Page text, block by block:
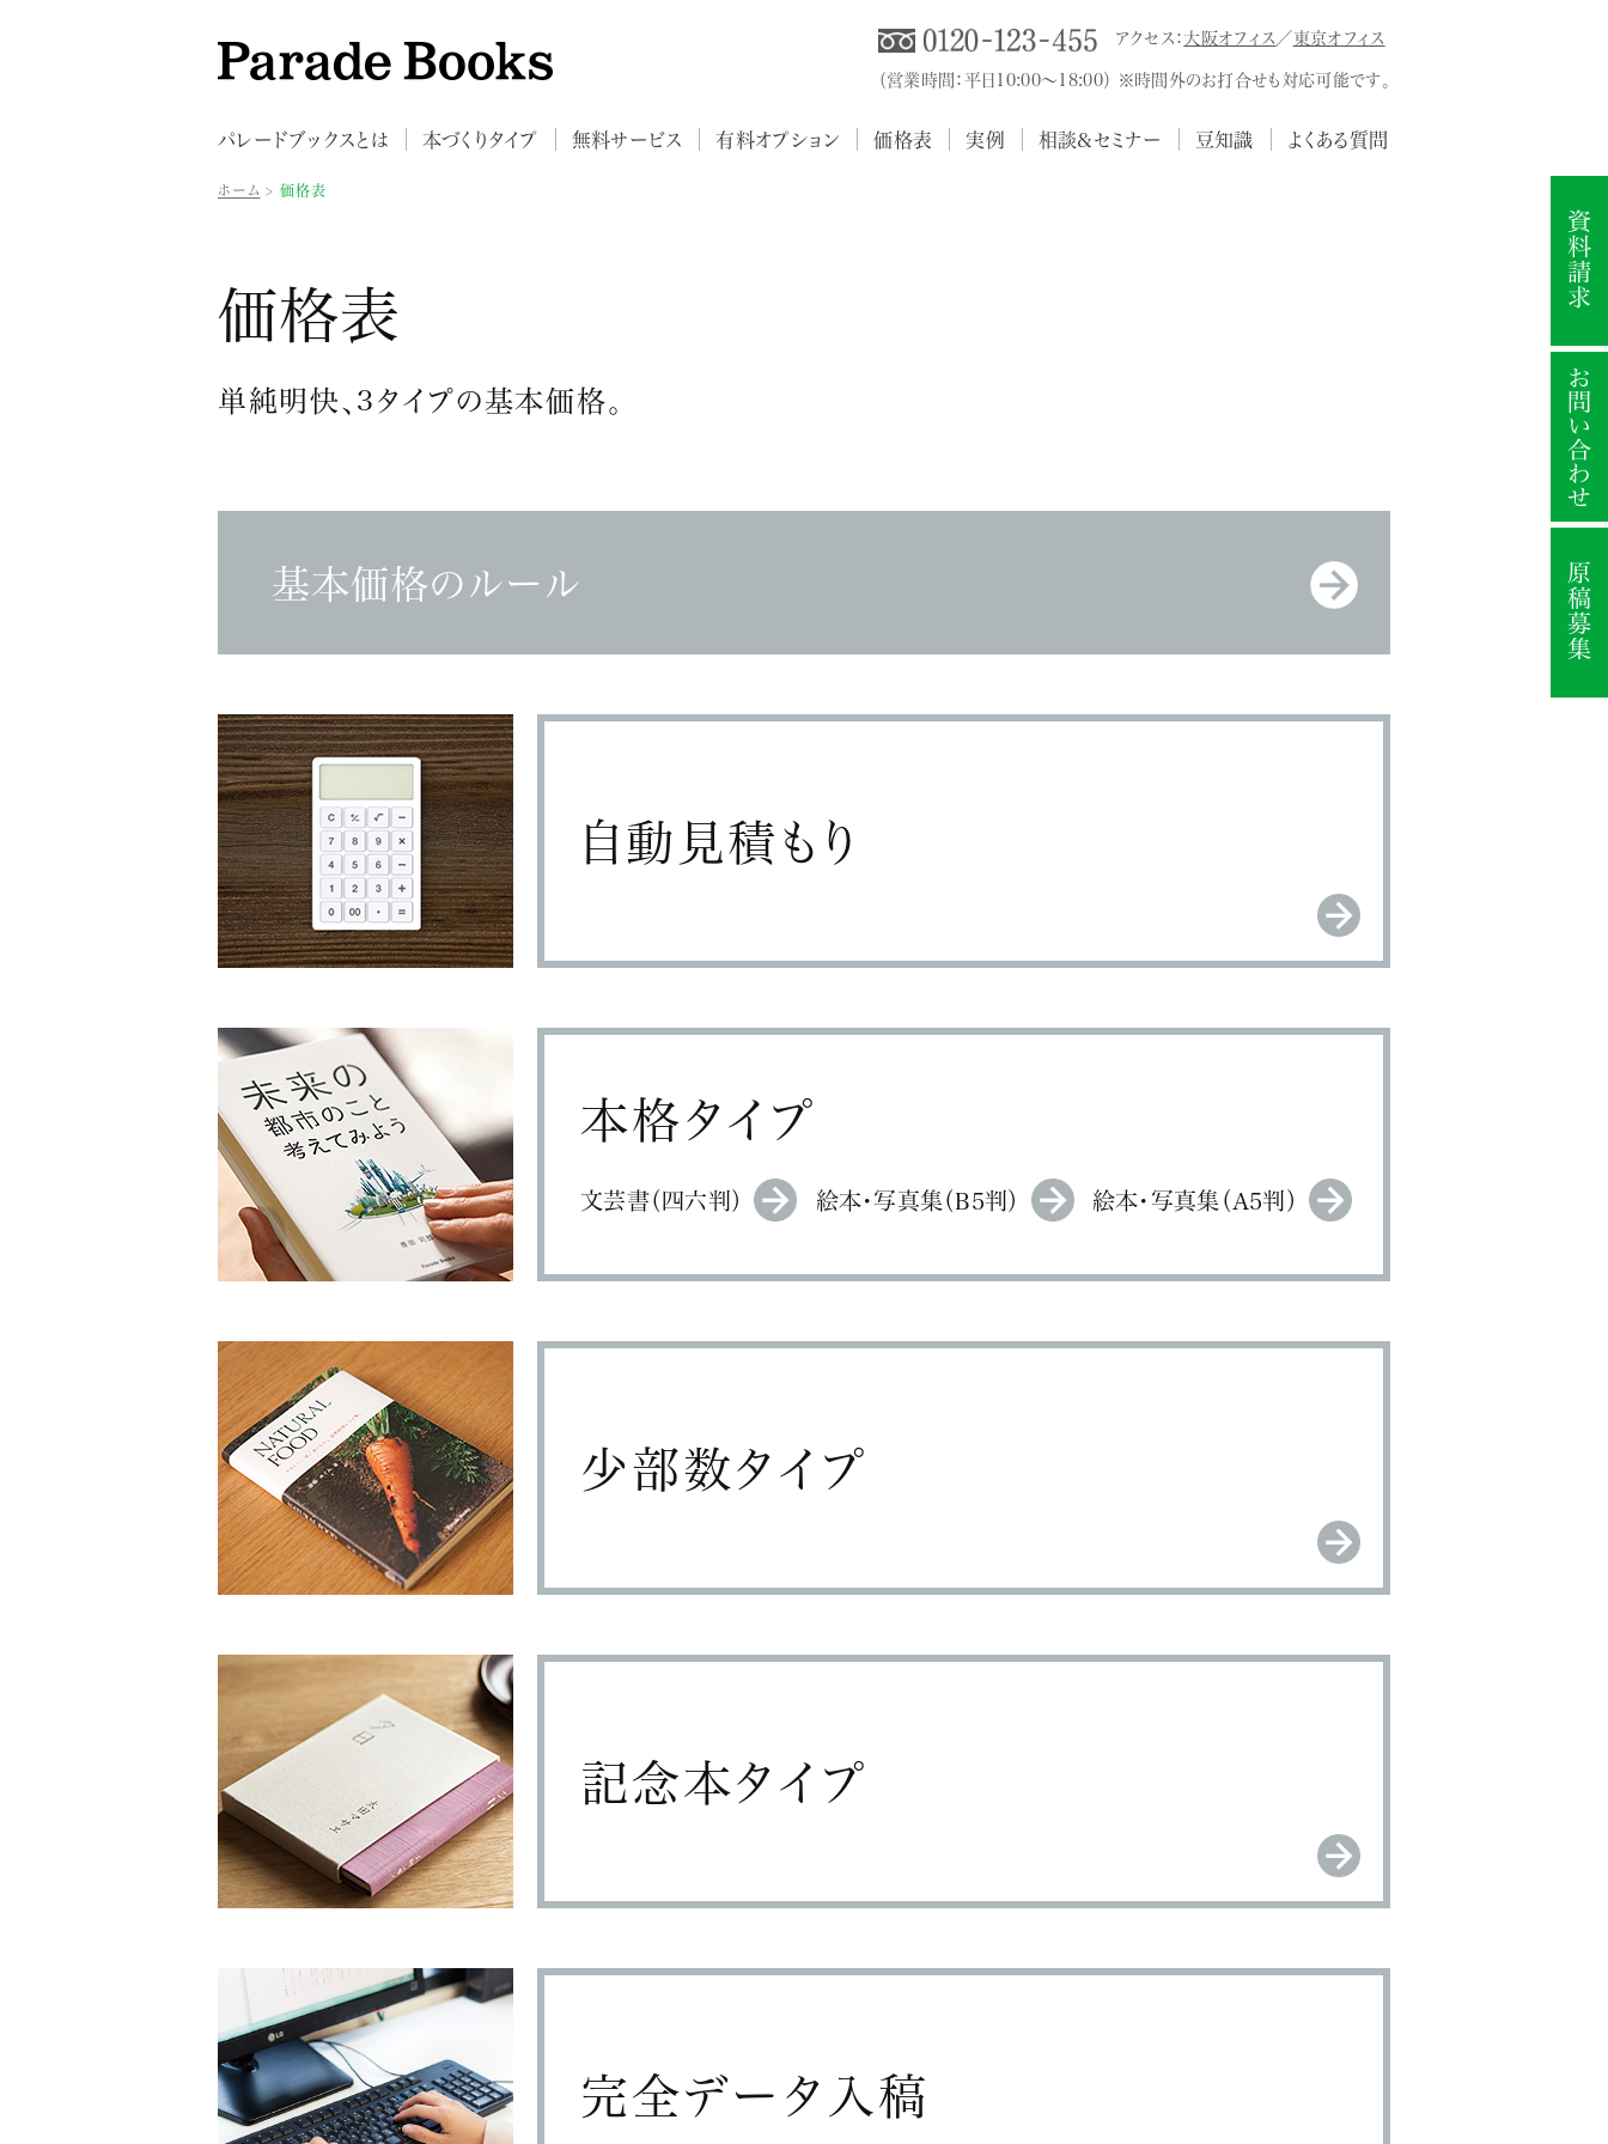
アクセス：大阪オフィス ／東京オフィス
（営業時間：平日10:00～18:00） ※時間外のお打合せも対応可能です。
パレードブックスとは 本づくりタイプ 無料サービス 有料オプション 価格表 実例 相談&セミナー 豆知識 よくある質問
ホーム 価格表
価格表
単純明快、3タイプの基本価格。
基本価格のルール
自動見積もり
本格タイプ
文芸書（四六判） 絵本・写真集（B5判） 絵本・写真集（A5判）
少部数タイプ
記念本タイプ
完全データ入稿